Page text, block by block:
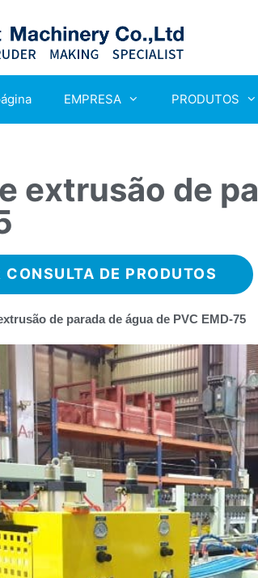
EMPRESA PRODUTOS
extrusão de
CONSULTA DE PRODUTOS
de parada de água de PVC EMD-75